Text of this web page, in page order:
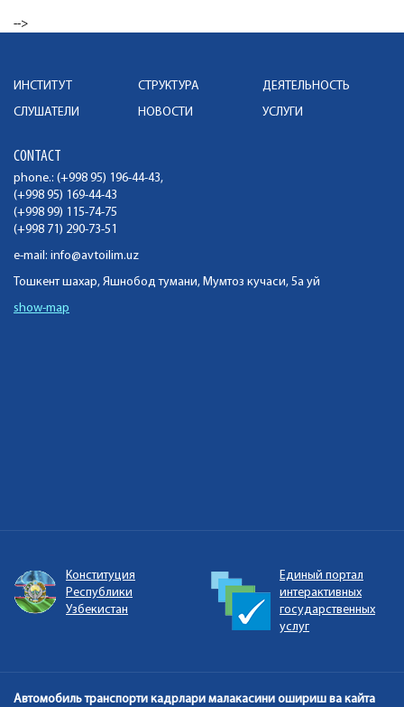
-->
ИНСТИТУТ СТРУКТУРА
ДЕЯТЕЛЬНОСТЬ
СЛУШАТЕЛИ
НОВОСТИ УСЛУГИ
CONTACT
phone.: (+998 95) 196-44-43,
(+998 95) 169-44-43
(+998 99) 115-74-75
(+998 71) 290-73-51
e-mail: info@avtoilim.uz
Тошкент шахар, Яшнобод тумани, Мумтоз кучаси, 5а уй
show-map
Конституция
Республики
Узбекистан
Единый портал
интерактивных
государственных
услуг
Автомобиль транспорти кадрлари малакасини ошириш ва кайта